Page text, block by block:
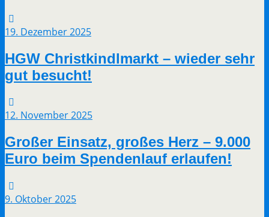
19. Dezember 2025
HGW Christkindlmarkt – wieder sehr
gut besucht!
12. November 2025
Großer Einsatz, großes Herz – 9.000
Euro beim Spendenlauf erlaufen!
9. Oktober 2025